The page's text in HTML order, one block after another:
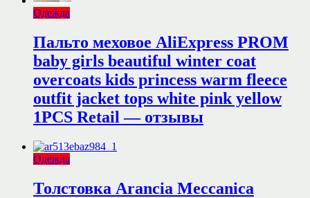
Одежда
Пальто меховое AliExpress PROM
baby girls beautiful winter coat
overcoats kids princess warm fleece
outfit jacket tops white pink yellow
1PCS Retail — отзывы
Одежда
Толстовка Arancia Meccanica